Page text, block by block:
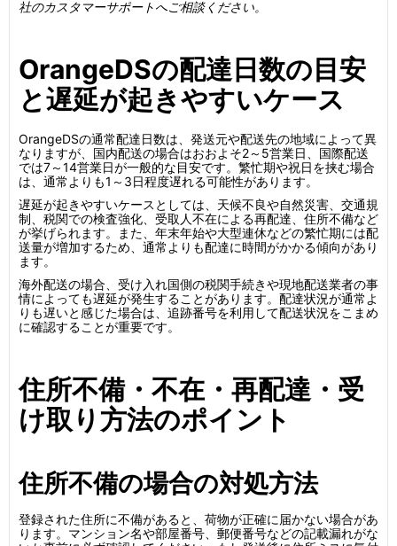
社のカスタマーサポートへご相談ください。
OrangeDSの配達日数の目安
と遅延が起きやすいケース
OrangeDSの通常配達日数は、発送元や配送先の地域によって異
なりますが、国内配送の場合はおおよそ2～5営業日、国際配送
では7～14営業日が一般的な目安です。繁忙期や祝日を挟む場合
は、通常よりも1～3日程度遅れる可能性があります。
遅延が起きやすいケースとしては、天候不良や自然災害、交通規
制、税関での検査強化、受取人不在による再配達、住所不備など
が挙げられます。また、年末年始や大型連休などの繁忙期には配
送量が増加するため、通常よりも配達に時間がかかる傾向があり
ます。
海外配送の場合、受け入れ国側の税関手続きや現地配送業者の事
情によっても遅延が発生することがあります。配達状況が通常よ
りも遅いと感じた場合は、追跡番号を利用して配送状況をこまめ
に確認することが重要です。
住所不備・不在・再配達・受
け取り方法のポイント
住所不備の場合の対処方法
登録された住所に不備があると、荷物が正確に届かない場合があ
ります。マンション名や部屋番号、郵便番号などの記載漏れがな